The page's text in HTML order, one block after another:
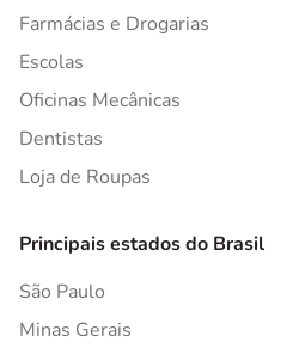
Farmácias e Drogarias
Escolas
Oficinas Mecânicas
Dentistas
Loja de Roupas
Principais estados do Brasil
São Paulo
Minas Gerais